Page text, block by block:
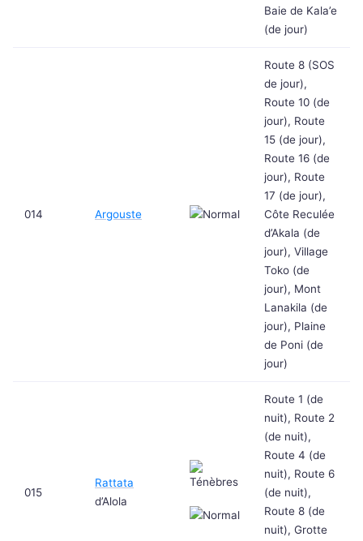
Baie de Kala’e
(de jour)
014 Argouste
Route 8 (SOS
de jour),
Route 10 (de
jour), Route
15 (de jour),
Route 16 (de
jour), Route
17 (de jour),
Côte Reculée
d’Akala (de
jour), Village
Toko (de
jour), Mont
Lanakila (de
jour), Plaine
de Poni (de
jour)
015
Rattata
d’Alola
Route 1 (de
nuit), Route 2
(de nuit),
Route 4 (de
nuit), Route 6
(de nuit),
Route 8 (de
nuit), Grotte